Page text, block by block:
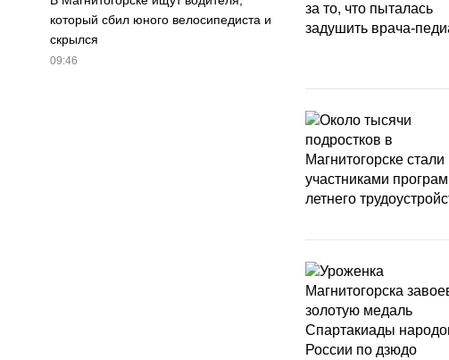
который сбил юного велосипедиста и
скрылся
09:46